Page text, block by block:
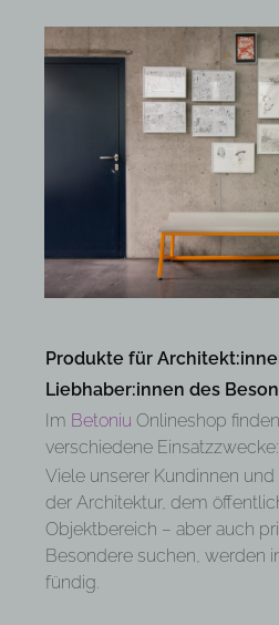
Produkte für
Liebhaber:innen des
Im Betoniu Onlineshop
verschiedene Einsatzzwecke:
Viele unserer Kundinnen
der Architektur, dem
Objektbereich – aber auch
Besondere suchen, werden
fündig.